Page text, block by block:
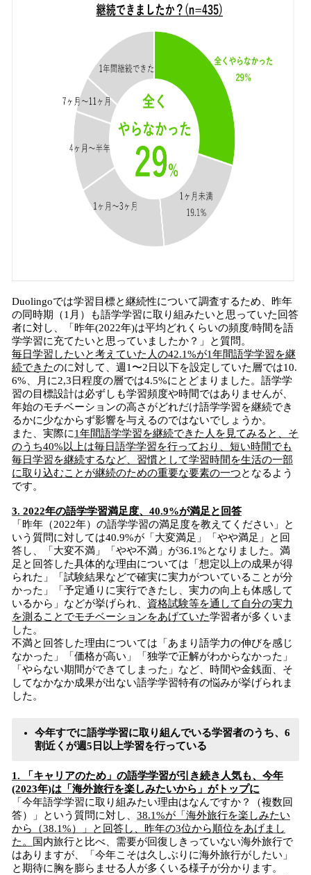
Duolingoでは学習目標と継続性について調査するため、昨年
の同時期（1月）も語学学習に取り組みたいと思っていた回答
者に対し、「昨年(2022年)は平均どれくらいの頻度/時間を語
学学習に充てたいと思っていましたか？」と質問。
毎日学習したいと考えていた人の42.1%が1年間語学学習を継
続できたのに対して、週1〜2日以下を設定していた層では10.
6%、月に2,3日程度の層では4.5%にとどまりました。語学学
習の目標設計は必ずしも学習頻度や時間ではありませんが、
年始のモチベーションの高さがどれだけ語学学習を継続でき
るかに少なからず影響を与えるのではないでしょうか。
また、実際に1年間語学学習を継続できた人を見てみると、そ
のうち40%以上は毎日語学学習を行っており、短い時間でも
毎日学習を継続するなど、習慣として学習時間を生活の一部
に取り込むことが継続のための重要な要素の一つとなるよう
です。
3. 2022年の語学学習満足度、40.9%が満足と回答
「昨年（2022年）の語学学習の満足度を教えてください」と
いう質問に対しては40.9%が「大変満足」「やや満足」と回
答し、「大変不満」「やや不満」が36.1%となりました。満
足と回答した具体的な理由については「想定以上の成果が得
られた」「試験結果などで確実に実力がついていることが分
かった」「予定通りに実行できたし、実力の向上も体感して
いるから」などが挙げられ、 資格試験等を通して自分の実力
を測ることでモチベーションをあげていた学習者が多くいま
した。
不満と回答した理由については「あまり語学力の伸びを感じ
なかった」「価格が高い」「独学で正解がわからなかった」
「やらない期間ができてしまった」など、時間や金銭面、そ
してなかなか成果が出ない語学学習特有の悩みが挙げられま
した。
今年すでに語学学習に取り組んでいる学習者のうち、6
割近くが週5日以上学習を行っている
1. 「キャリアのため」の語学学習が引き続き人気も、今年
(2023年)は「海外旅行を楽しみたいから」がトップに
「今年語学学習に取り組みたい理由はなんですか？（複数回
答）」という質問に対し、 38.1%が「海外旅行を楽しみたい
から（38.1%）」と回答し、昨年の3位から順位をあげまし
た。
国内旅行と比べ、需要が回復しきっていない海外旅行で
はありますが、「今年こそは久しぶりに海外旅行がしたい」
と期待に胸を膨らませる人が多くいる様子が分かります。